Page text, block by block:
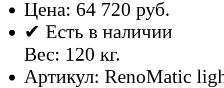
Цена: 64 720 руб.
✔ Есть в наличии
Вес: 120 кг.
Артикул: RenoMatic